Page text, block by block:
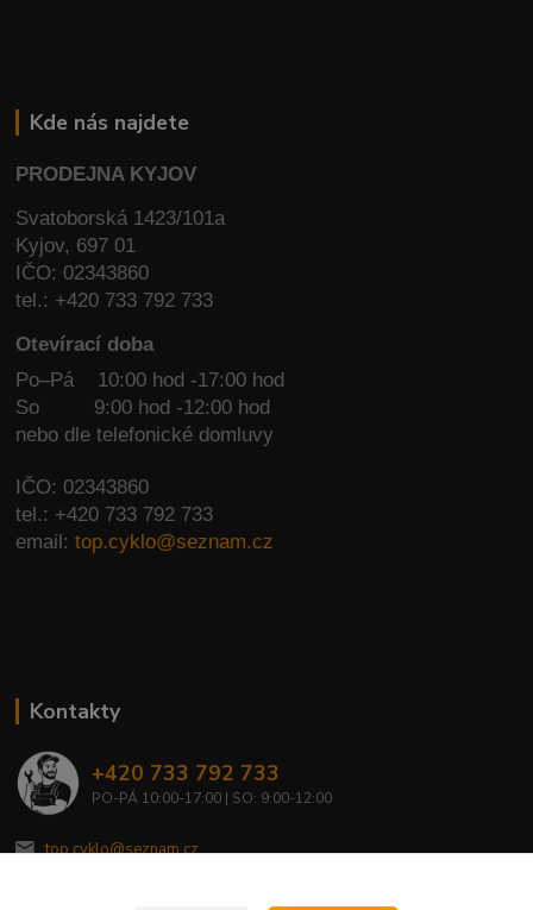
Kde nás najdete
PRODEJNA KYJOV
Svatoborská 1423/101a
Kyjov, 697 01
IČO: 02343860
tel.: +420 733 792 733
Otevírací doba
Po–Pá 10:00 hod -17:00 hod
So
9:00 hod -12:00 hod
nebo dle telefonické domluvy
IČO: 02343860
tel.: +420 733 792 733
email:top.cyklo@seznam.cz
Kontakty
+420 733 792 733
PO-PÁ 10:00-17:00 | SO: 9:00-12:00
top.cyklo@seznam.cz